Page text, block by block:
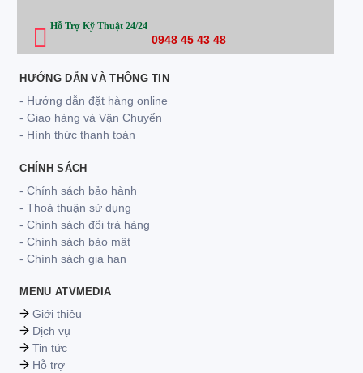
Hỗ Trợ Kỹ Thuật 24/24
0948 45 43 48
HƯỚNG DẪN VÀ THÔNG TIN
- Hướng dẫn đặt hàng online
- Giao hàng và Vận Chuyển
- Hình thức thanh toán
CHÍNH SÁCH
- Chính sách bảo hành
- Thoả thuận sử dụng
- Chính sách đổi trả hàng
- Chính sách bảo mật
- Chính sách gia hạn
MENU ATVMEDIA
Giới thiệu
Dịch vụ
Tin tức
Hỗ trợ